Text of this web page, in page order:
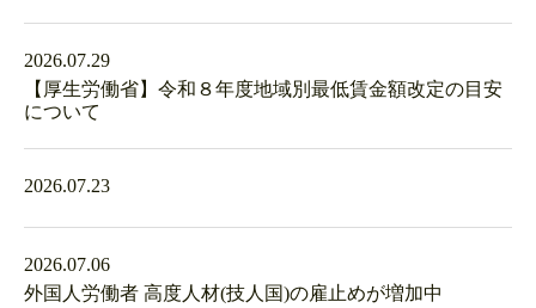
2026.07.29
【厚生労働省】令和８年度地域別最低賃金額改定の目安
について
2026.07.23
2026.07.06
外国人労働者 高度人材(技人国)の雇止めが増加中